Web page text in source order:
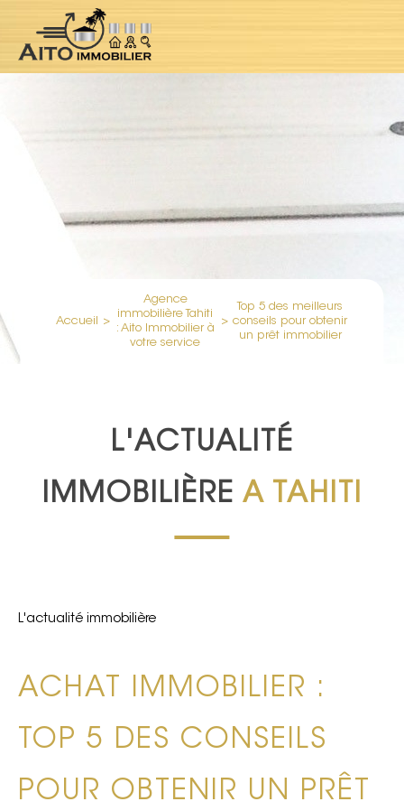
Accueil >
Agence
immobilière Tahiti
: Aito Immobilier à
votre service
>
Top 5 des meilleurs
conseils pour obtenir
un prêt immobilier
L'ACTUALITÉ
IMMOBILIÈRE A TAHITI
L'actualité immobilière
ACHAT IMMOBILIER :
TOP 5 DES CONSEILS
POUR OBTENIR UN PRÊT